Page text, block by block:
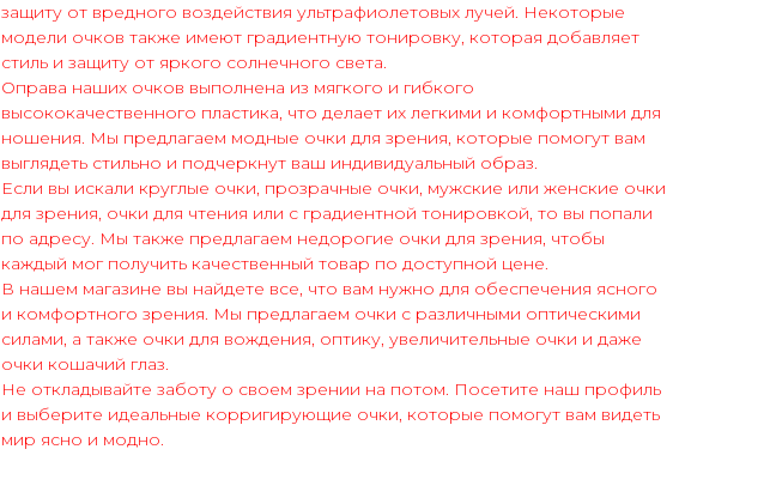
защиту от вредного воздействия ультрафиолетовых лучей. Некоторые
модели очков также имеют градиентную тонировку, которая добавляет
стиль и защиту от яркого солнечного света.
Оправа наших очков выполнена из мягкого и гибкого
высококачественного пластика, что делает их легкими и комфортными для
ношения. Мы предлагаем модные очки для зрения, которые помогут вам
выглядеть стильно и подчеркнут ваш индивидуальный образ.
Если вы искали круглые очки, прозрачные очки, мужские или женские очки
для зрения, очки для чтения или с градиентной тонировкой, то вы попали
по адресу. Мы также предлагаем недорогие очки для зрения, чтобы
каждый мог получить качественный товар по доступной цене.
В нашем магазине вы найдете все, что вам нужно для обеспечения ясного
и комфортного зрения. Мы предлагаем очки с различными оптическими
силами, а также очки для вождения, оптику, увеличительные очки и даже
очки кошачий глаз.
Не откладывайте заботу о своем зрении на потом. Посетите наш профиль
и выберите идеальные корригирующие очки, которые помогут вам видеть
мир ясно и модно.